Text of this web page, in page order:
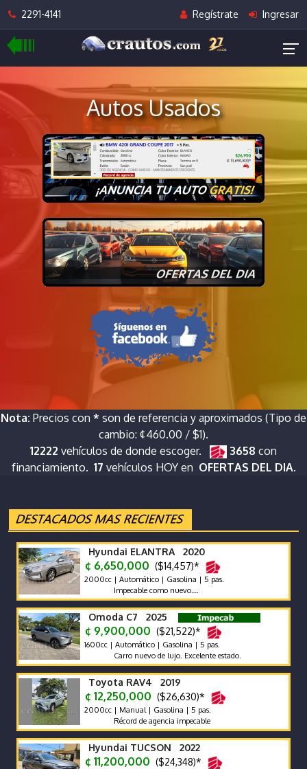
2291-4141 Regístrate Ingresar
Autos Usados
Nota: Precios con * son de referencia y aproximados (Tipo de
cambio: ¢460.00 / $1).
12222 vehículos de donde escoger. 3658 con
financiamiento. 17 vehículos HOY en OFERTAS DEL DIA.
Hyundai ELANTRA 2020
¢ 6,650,000 ($14,457)*
2000cc | Automático | Gasolina | 5 pas.
Impecable como nuevo….
Omoda C7 2025
¢ 9,900,000 ($21,522)*
1600cc | Automático | Gasolina | 5 pas.
Carro nuevo de lujo. Excelente estado.
Toyota RAV4 2019
¢ 12,250,000 ($26,630)*
2000cc | Manual | Gasolina | 5 pas.
Récord de agencia impecable
Hyundai TUCSON 2022
¢ 11,200,000 ($24,348)*